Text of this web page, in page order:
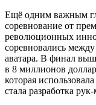
Ещё одним важным
соревнование от
революционных
соревновались
аватара. В финал
в 8 миллионов
которая
стала разработка